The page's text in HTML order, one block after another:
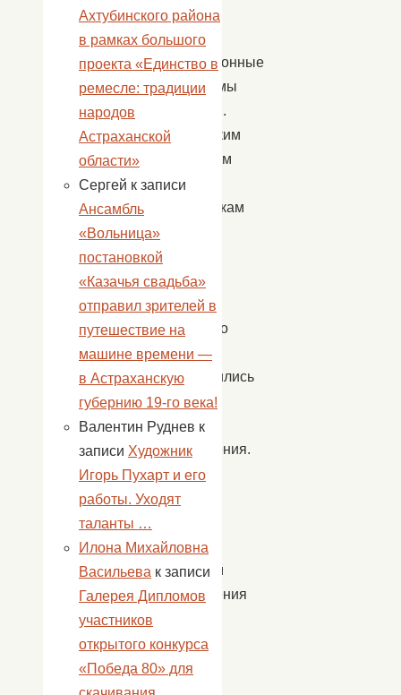
где
снимают
телевизионные
программы
новостей.
Нескольким
девчонкам
и
мальчишкам
и
они
на
несколько
минут
превратились
в
дикторов
телевидения.
По
словам
быть
диктором
телевидения
но
это
Ахтубинского района
в рамках большого
проекта «Единство в
ремесле: традиции
народов
Астраханской
области»
Сергей к записи
Ансамбль
«Вольница»
постановкой
«Казачья свадьба»
отправил зрителей в
путешествие на
машине времени —
в Астраханскую
губернию 19-го века!
Валентин Руднев к
записи Художник
Игорь Пухарт и его
работы. Уходят
таланты …
Илона Михайловна
Васильева к записи
Галерея Дипломов
участников
открытого конкурса
«Победа 80» для